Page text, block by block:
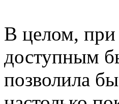
В целом, при
доступным
позволила